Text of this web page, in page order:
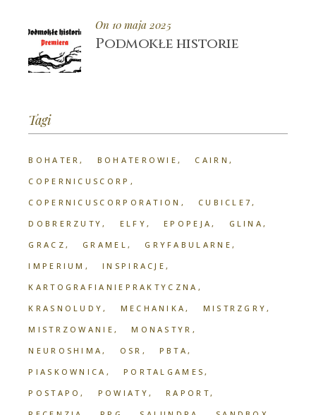
On 10 maja 2025
Podmokłe historie
Tagi
BOHATER BOHATEROWIE
CAIRN
COPERNICUSCORP
COPERNICUSCORPORATION
CUBICLE7
DOBRERZUTY
ELFY EPOPEJA
GLINA
GRACZ
GRAMEL
GRYFABULARNE
IMPERIUM
INSPIRACJE
KARTOGRAFIANIEPRAKTYCZNA
KRASNOLUDY
MECHANIKA
MISTRZGRY
MISTRZOWANIE
MONASTYR
NEUROSHIMA
OSR
PBTA
PIASKOWNICA
PORTALGAMES
POSTAPO
POWIATY
RAPORT